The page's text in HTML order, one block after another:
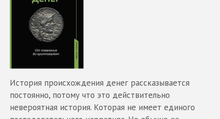
История происхождения денег рассказывается
постоянно, потому что это действительно
невероятная история. Которая не имеет единого